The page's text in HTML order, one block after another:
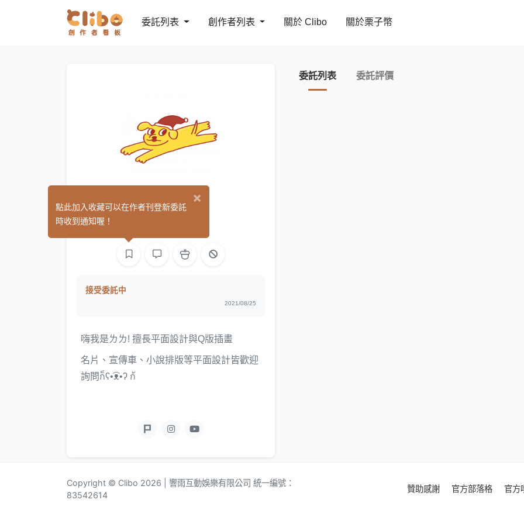
委託列表 創作者列表 關於 Clibo 關於栗子幣
ㄌㄌ (1)
接受委託中
2021/08/25
嗨我是ㄌㄌ! 擅長平面設計與Q版插畫
名片、宣傳車、小說排版等平面設計皆歡迎
詢問ก็ʕ•͡ᴥ•ʔ ก้
委託列表 委託評價
Copyright © Clibo 2026 | 響雨互動娛樂有限公司 統一編號：
83542614
贊助感謝 官方部落格 官方
×
點此加入收藏可以在作者刊登新委託
時收到通知喔！